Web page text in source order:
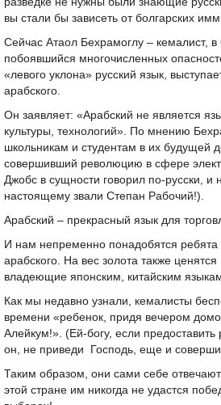
вы стали бы зависеть от болгарских
Сейчас Атаол Бехрамоглу – кемалист,
побоявшийся многочисленных
«левого уклона» русский язык,
арабского.
Он заявляет: «Арабский не является
культуры, технологий». По мнению
школьникам и студентам в их будущей
совершивший революцию в сфере
Джобс в сущности говорил по-русски, и
настоящему звали Степан Рабочий!).
Арабский – прекрасный язык для
И нам непременно понадобятся
арабского. На вес золота также
владеющие японским, китайским
Как мы недавно узнали, кемалисты
времени «ребенок, придя вечером
Алейкум!». (Ей-богу, если
он, не приведи Господь, еще и
Таким образом, они сами себе
этой стране им никогда не удастся